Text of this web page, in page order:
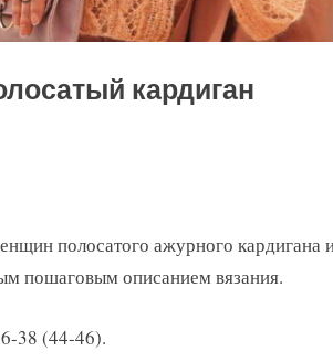
кардиган
полосатого ажурного кардигана
пошаговым описанием вязания.
38 (44-46).